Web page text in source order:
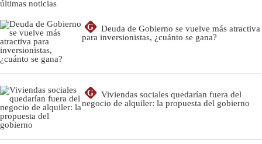
últimas noticias
G
Deuda de Gobierno se vuelve más atractiva
para inversionistas, ¿cuánto se gana?
G
Viviendas sociales quedarían fuera del
negocio de alquiler: la propuesta del gobierno